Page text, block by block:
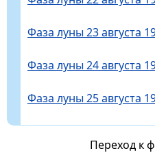
Фаза луны 23 августа
Фаза луны 24 августа
Фаза луны 25 августа
Переход к